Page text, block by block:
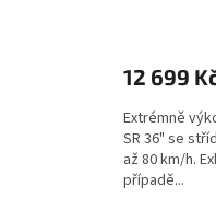
12 699
Extrémně
SR 36" se
až 80 km/h.
případě...